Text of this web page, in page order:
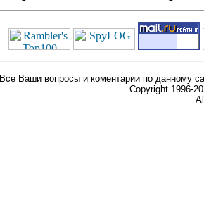
Все Ваши вопросы и коментарии по данному
Copyright 1996-